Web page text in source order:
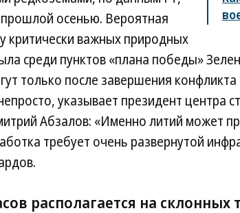
прошлой осенью. Вероятная
критически важных природных
среди пунктов «плана победы»
только после завершения
указывает президент центра
Абзалов: «Именно литий может
требует очень развернутой
располагается на